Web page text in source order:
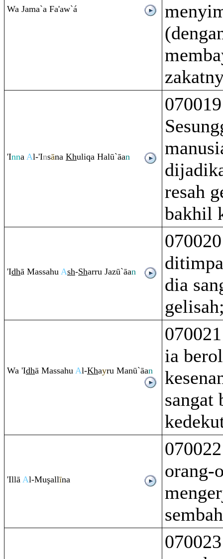
Wa Jama`a Fa'aw`á
'Inna Al-'Insāna Khuliqa Halū`āan
070019
resah
bakhil
'Idhā Massahu Ash-Sharru Jazū`āan
dia
Wa 'Idhā Massahu Al-Khayru Manū`āan
ia
sangat
'Illā Al-Muşallīna
orang-